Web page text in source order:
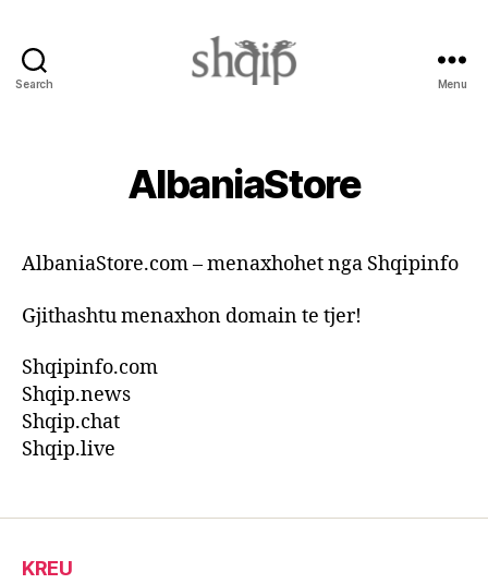
Search Menu
AlbaniaStore
AlbaniaStore.com – menaxhohet nga Shqipinfo
Gjithashtu menaxhon domain te tjer!
Shqipinfo.com
Shqip.news
Shqip.chat
Shqip.live
KREU